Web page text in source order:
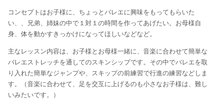
コンセプトはお子様に、ちょっとバレエに興味をもってもらいた
い、、兄弟、姉妹の中で１対１の時間を作ってあげたい。お母様自
身、体を動かすきっかけになってほしいなどなど。
主なレッスン内容は、お子様とお母様一緒に、音楽に合わせて簡単な
バレエストレッチを通してのスキンシップです。その中でバレエを取
り入れた簡単なジャンプや、スキップの前練習で行進の練習などしま
す。（音楽に合わせて、足を交互に上げるのも小さなお子様は、難し
いみたいです。）